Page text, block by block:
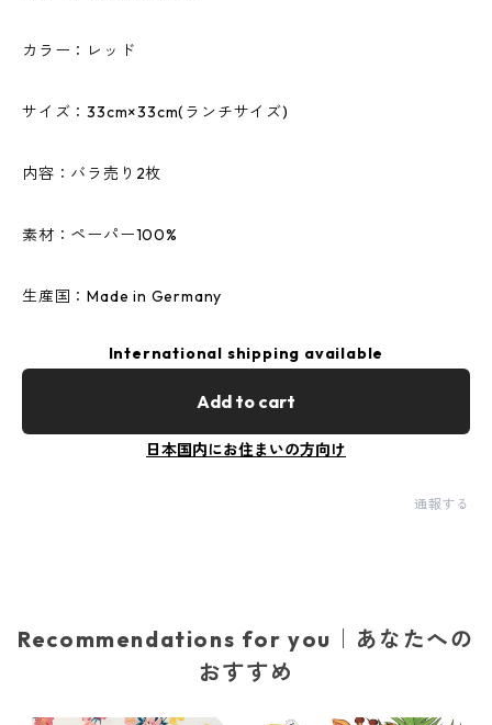
カラー：レッド
サイズ：33cm×33cm(ランチサイズ)
内容：バラ売り2枚
素材：ペーパー100%
生産国：Made in Germany
International shipping available
Add to cart
日本国内にお住まいの方向け
通報する
Recommendations for you｜あなたへの
おすすめ